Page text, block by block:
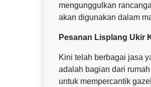
mengunggulkan
akan digunakan dalam
Pesanan Lisplang Ukir
Kini telah berbagai jasa
adalah bagian dari
untuk mempercantik